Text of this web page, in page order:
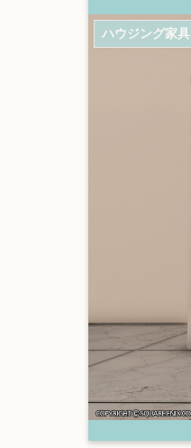
ハウジング家具